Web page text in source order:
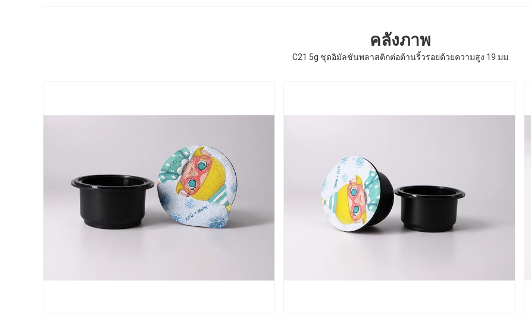
คลังภาพ
C21 5g ชุดอิมัลชันพลาสติกต่อต้านริ้วรอยด้วยความสูง 19 มม